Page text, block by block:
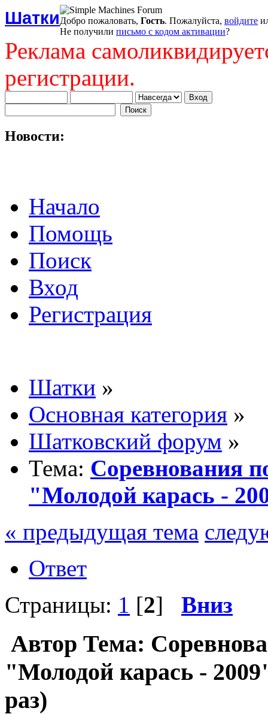
ШаткиДобро пожаловать, Гость. Пожалуйста, войдите
Не получили письмо с кодом активации?
Реклама
регистрации.
Новости:
Начало
Помощь
Поиск
Вход
Регистрация
Шатки »
Основная категория »
Шатковский форум »
Тема: Соревнования
"Молодой карась -
« предыдущая тема
Ответ
Страницы: 1 [2] Вниз
Автор Тема:
"Молодой карась -
раз)